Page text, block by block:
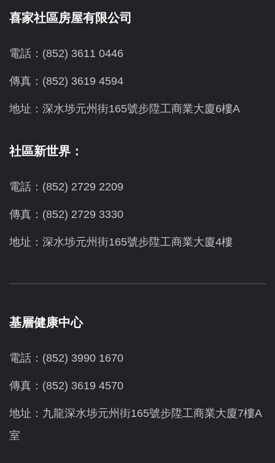
喜家社區房屋有限公司
電話：(852) 3611 0446
傳真：(852) 3619 4594
地址： 深水埗元州街165號步陞工商業大廈6樓A
社區新世界：
電話：(852) 2729 2209
傳真：(852) 2729 3330
地址：深水埗元州街165號步陞工商業大廈4樓
基層健康中心
電話：(852) 3990 1670
傳真：(852) 3619 4570
地址：九龍深水埗元州街165號步陞工商業大廈7樓A
室